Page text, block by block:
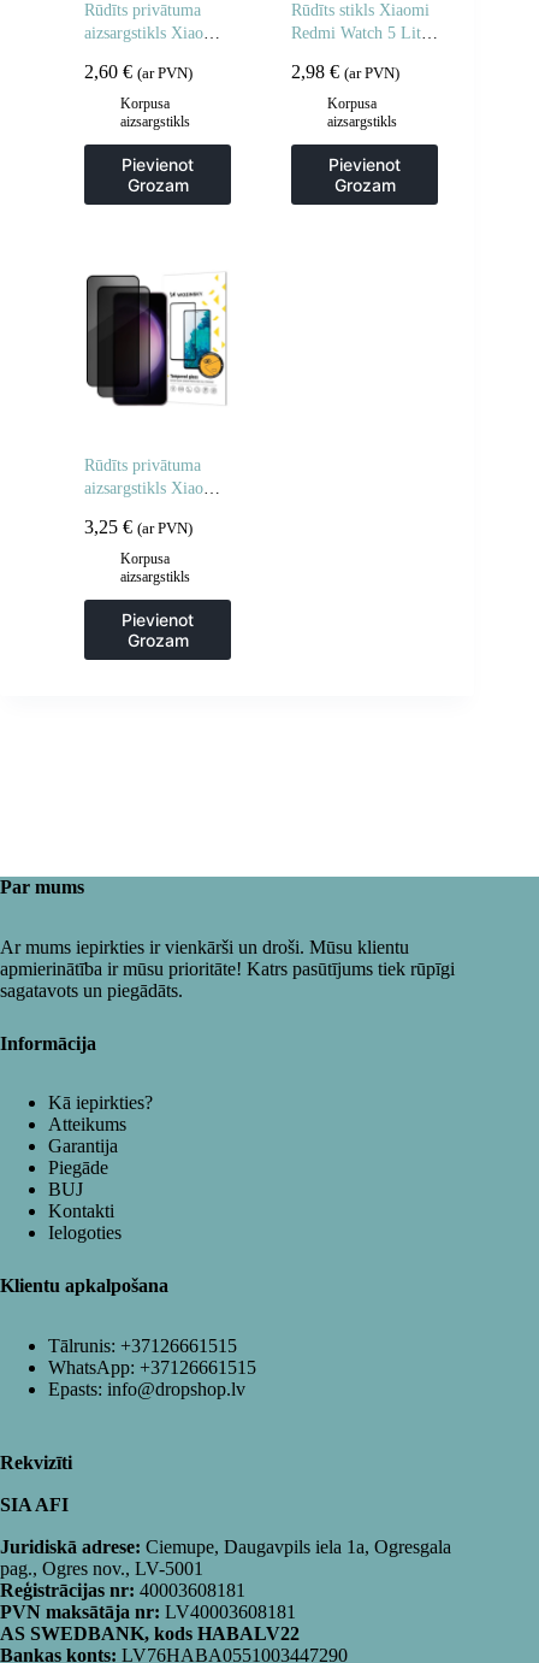
Rūdīts privātuma
aizsargstikls Xiaomi
aizsargstikliem – 2
2,60 € (ar PVN)
Korpusa
aizsargstikls
Pievienot
Grozam
Rūdīts stikls Xiaomi
Redmi Watch 5 Lite
2,98€ (ar PVN)
Korpusa
aizsargstikls
Pievienot
Grozam
Rūdīts privātuma
aizsargstikls Xiaomi
Note 14 4G
privātuma
aizsardzībai – 2 gab.
3,25 € (ar PVN)
Korpusa
aizsargstikls
Pievienot
Grozam
Par mums
Ar mums iepirkties ir vienkārši un droši. Mūsu klientu
apmierinātība ir mūsu prioritāte! Katrs pasūtījums tiek rūpīgi
sagatavots un piegādāts.
Informācija
Kā iepirkties?
Atteikums
Garantija
Piegāde
BUJ
Kontakti
Ielogoties
Klientu apkalpošana
Tālrunis: +37126661515
WhatsApp: +37126661515
Epasts: info@dropshop.lv
Rekvizīti
SIA AFI
Juridiskā adrese: Ciemupe, Daugavpils iela 1a, Ogresgala
pag., Ogres nov., LV-5001
Reģistrācijas nr: 40003608181
PVN maksātāja nr: LV40003608181
AS SWEDBANK, kods HABALV22
Bankas konts: LV76HABA0551003447290